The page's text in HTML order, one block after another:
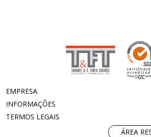
EMPRESA
INFORMAÇÕES
TERMOS LEGAIS
ÁREA